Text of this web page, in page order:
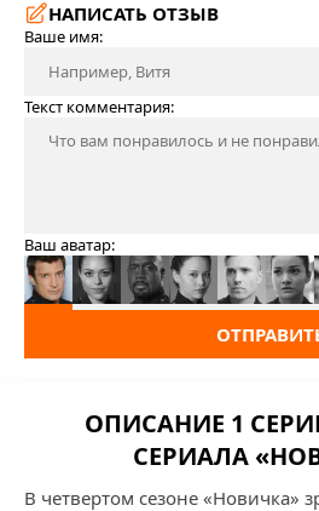
НАПИСАТЬ ОТЗЫВ
Ваше имя:
Текст комментария:
Ваш аватар:
ОПИСАНИЕ 1
СЕРИАЛА
В четвертом сезоне «Новичка»